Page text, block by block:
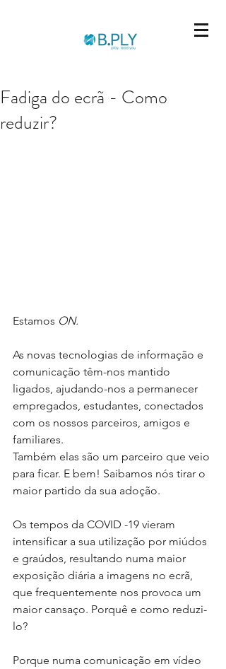
Fadiga do ecrã - Como
reduzir?
Estamos ON.
As novas tecnologias de informação e
comunicação têm-nos mantido
ligados, ajudando-nos a permanecer
empregados, estudantes, conectados
com os nossos parceiros, amigos e
familiares.
Também elas são um parceiro que veio
para ficar. E bem! Saibamos nós tirar o
maior partido da sua adoção.
Os tempos da COVID -19 vieram
intensificar a sua utilização por miúdos
e graúdos, resultando numa maior
exposição diária a imagens no ecrã,
que frequentemente nos provoca um
maior cansaço. Porquê e como reduzi-
lo?
Porque numa comunicação em vídeo